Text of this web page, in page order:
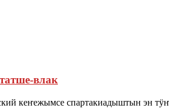
влак
кеҥежымсе спартакиадыштын эн